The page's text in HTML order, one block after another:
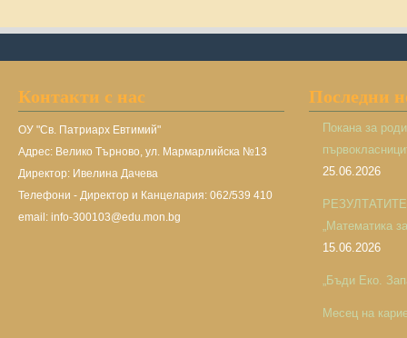
Контакти с нас
ОУ "Св. Патриарх Евтимий"
Адрес: Велико Търново, ул. Мармарлийска №13
Директор: Ивелина Дачева
Телефони - Директор и Канцелария: 062/539 410
email: info-300103@edu.mon.bg
Последни
Покана за
25.06.2026
РЕЗУЛТАТИТЕ
„Математика
15.06.2026
„Бъди Еко.
Месец на